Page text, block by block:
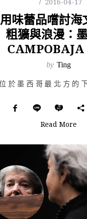
用味蕾品嚐討海
粗獷與浪漫：
CAMPOBAJA
by Ting
Read More